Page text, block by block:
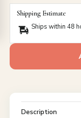
Shipping Estimate
Ships within 48
Description